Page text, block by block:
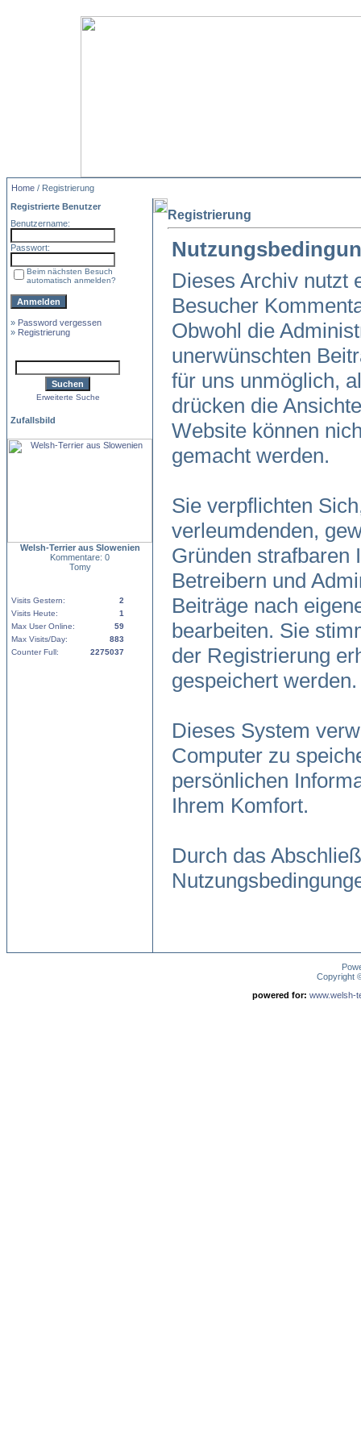
Home / Registrierung
Registrierte Benutzer
Benutzername:
Passwort:
Beim nächsten Besuch
automatisch anmelden?
» Password vergessen
» Registrierung
Erweiterte Suche
Zufallsbild
Welsh-Terrier aus Slowenien
Kommentare: 0
Tomy
Visits Gestern:
2
Visits Heute:
1
Max User Online:
59
Max Visits/Day:
883
Counter Full:
2275037
Registrierung
Dieses Archiv nutzt
Besucher
Obwohl die
unerwünschten
für uns unmöglich,
drücken die
Website können
gemacht werden.
Sie verpflichten
verleumdenden,
Gründen strafbaren
Betreibern und
Beiträge nach
bearbeiten. Sie
der Registrierung
gespeichert werden.
Dieses System
Computer zu
persönlichen
Ihrem Komfort.
Durch das
Copyright
powered for: www.welsh-